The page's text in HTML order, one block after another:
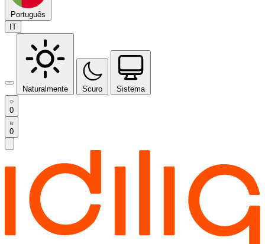
Português
IT
Naturalmente Scuro Sistema
0
0